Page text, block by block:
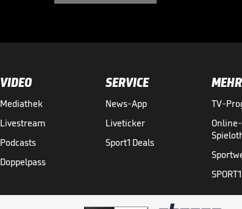
VIDEO
Mediathek
Livestream
Podcasts
Doppelpass
SERVICE
News-App
Liveticker
Sport1 Deals
MEHR
TV-